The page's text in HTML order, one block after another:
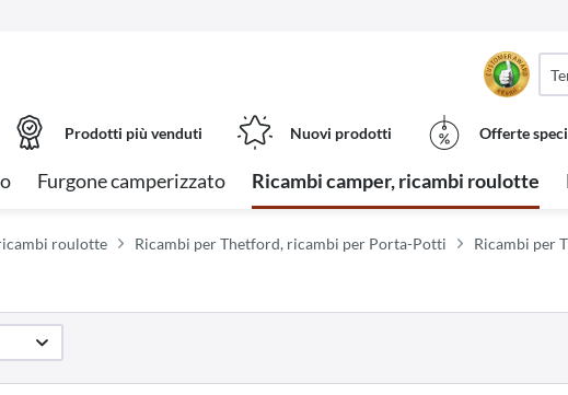
Prodotti più venduti Nuovi prodotti Offerte
Furgone camperizzato Ricambi camper, ricambi roulotte
roulotte Ricambi per Thetford, ricambi per Porta-Potti Ricambi per